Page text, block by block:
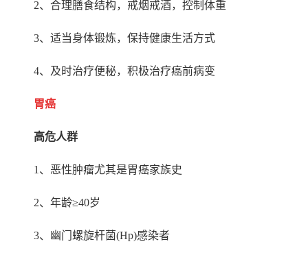
2、合理膳食结构，戒烟戒酒，控制体重
3、适当身体锻炼，保持健康生活方式
4、及时治疗便秘，积极治疗癌前病变
胃癌
高危人群
1 、恶性肿瘤尤其是胃癌家族史
2、年龄≥40岁
3、幽门螺旋杆菌(Hp)感染者